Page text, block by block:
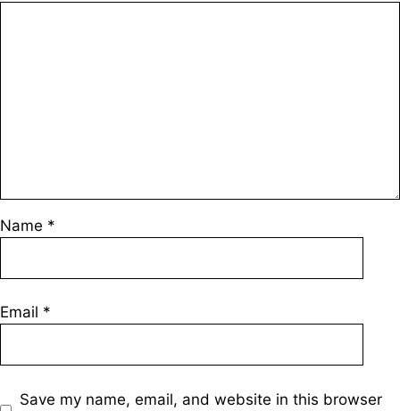
Name *
Email *
Save my name, email, and website in this browser